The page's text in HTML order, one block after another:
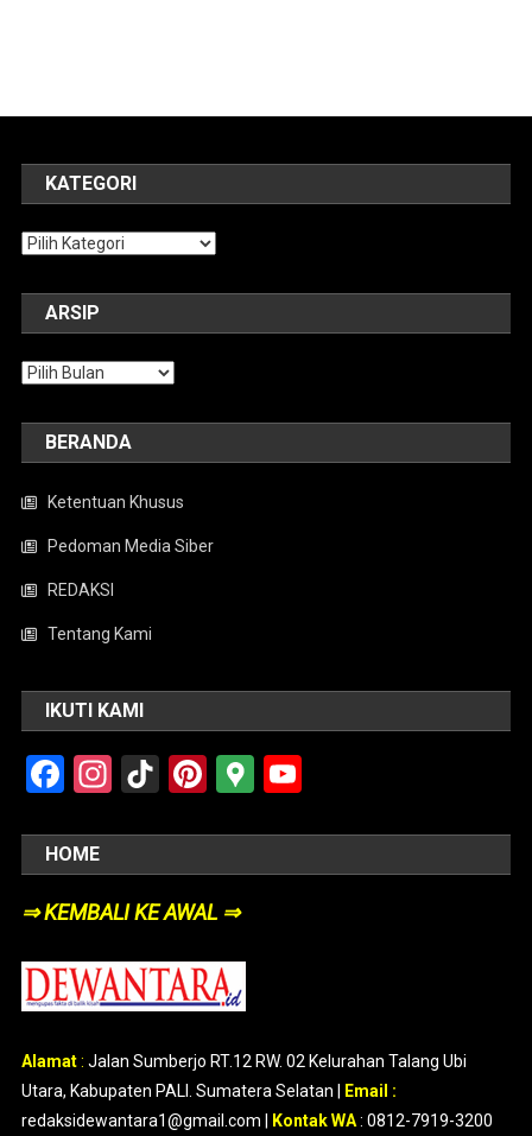
KATEGORI
Kategori
ARSIP
Arsip
BERANDA
Ketentuan Khusus
Pedoman Media Siber
REDAKSI
Tentang Kami
IKUTI KAMI
Facebook
Instagram
TikTokPinterest
Google
HOME
⇒ KEMBALI KE AWAL ⇒
Alamat: Jalan Sumberjo RT.12 RW. 02 Kelurahan Talang Ubi
Utara, Kabupaten PALI. Sumatera Selatan |
Email :
redaksidewantara1@gmail.com |
Kontak WA: 0812-7919-3200